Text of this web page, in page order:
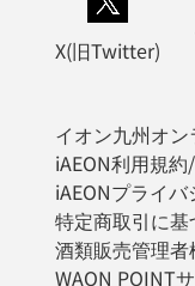
X(旧Twitter)
イオン九州オ
iAEON利用規
iAEONプライ
特定商取引に
酒類販売管理
WAON POINT